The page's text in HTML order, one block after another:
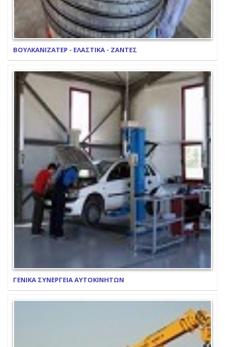
ΒΟΥΛΚΑΝΙΖΑΤΕΡ - ΕΛΑΣΤΙΚΑ - ΖΑΝΤΕΣ
ΓΕΝΙΚΑ ΣΥΝΕΡΓΕΙΑ ΑΥΤΟΚΙΝΗΤΩΝ